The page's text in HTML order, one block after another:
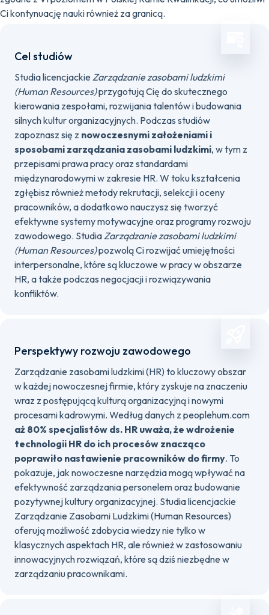
Ci kontynuację nauki również za granicą.
Cel studiów
Studia licencjackie Zarządzanie zasobami ludzkimi
(Human Resources)przygotują Cię do skutecznego
kierowania zespołami, rozwijania talentów i budowania
silnych kultur organizacyjnych. Podczas studiów
zapoznasz się z nowoczesnymi założeniami i
sposobami zarządzania zasobami ludzkimi, w tym z
przepisami prawa pracy oraz standardami
międzynarodowymi w zakresie HR. W toku kształcenia
zgłębisz również metody rekrutacji, selekcji i oceny
pracowników, a dodatkowo nauczysz się tworzyć
efektywne systemy motywacyjne oraz programy rozwoju
zawodowego. StudiaZarządzanie zasobami ludzkimi
(Human Resources)pozwolą Ci rozwijać umiejętności
interpersonalne, które są kluczowe w pracy w obszarze
HR, a także podczas negocjacji i rozwiązywania
konfliktów.
Perspektywy rozwoju zawodowego
Zarządzanie zasobami ludzkimi (HR) to kluczowy obszar
w każdej nowoczesnej firmie, który zyskuje na znaczeniu
wraz z postępującą kulturą organizacyjną i nowymi
procesami kadrowymi. Według danych z peoplehum.com
aż 80% specjalistów ds. HR uważa, że wdrożenie
technologii HR do ich procesów znacząco
poprawiło nastawienie pracowników do firmy. To
pokazuje, jak nowoczesne narzędzia mogą wpływać na
efektywność zarządzania personelem oraz budowanie
pozytywnej kultury organizacyjnej. Studia licencjackie
Zarządzanie Zasobami Ludzkimi (Human Resources)
oferują możliwość zdobycia wiedzy nie tylko w
klasycznych aspektach HR, ale również w zastosowaniu
innowacyjnych rozwiązań, które są dziś niezbędne w
zarządzaniu pracownikami.